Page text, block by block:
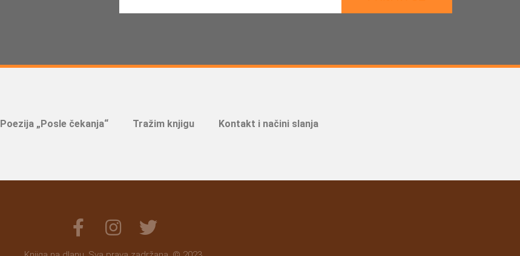
Poezija „Posle čekanja“ Tražim knjigu Kontakt i načini slanja